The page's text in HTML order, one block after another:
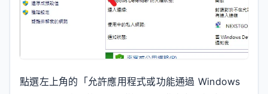
點選左上角的「允許應用程式或功能通過 Windows